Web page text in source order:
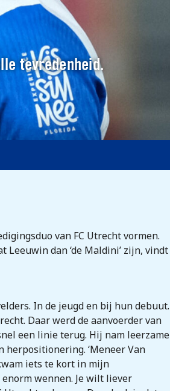
tevredenheid.
van FC Utrecht vormen.
Leeuwin dan ‘de Maldini’ zijn, vindt
In de jeugd en bij hun debuut.
Daar werd de aanvoerder van
een linie terug. Hij nam leerzame
herpositionering. ‘Meneer Van
iets te kort in mijn
wennen. Je wilt liever